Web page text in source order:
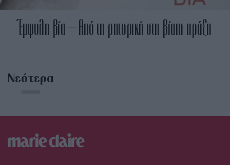
Έμφυλη βία – Από τη ρητορική στη βίαιη πράξη
Νεότερα